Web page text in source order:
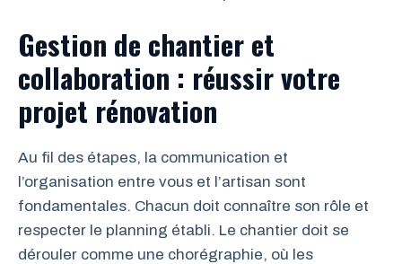
Gestion de chantier et
collaboration : réussir votre
projet rénovation
Au fil des étapes, la communication et
l’organisation entre vous et l’artisan sont
fondamentales. Chacun doit connaître son rôle et
respecter le planning établi. Le chantier doit se
dérouler comme une chorégraphie, où les